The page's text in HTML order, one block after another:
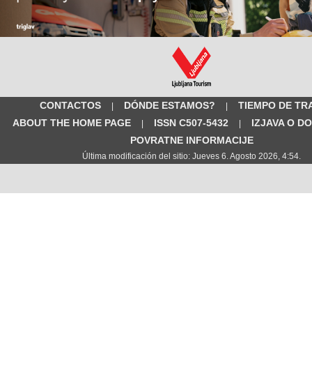
CONTACTOS | DÓNDE ESTAMOS? |
TIEMPO DE
ABOUT THE HOME PAGE
| ISSN C507-5432 |
IZJAVA O
POVRATNE INFORMACIJE
Última modificación del sitio: Jueves 6. Agosto 2026, 4:54.